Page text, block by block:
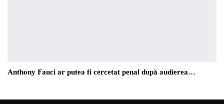
Anthony Fauci ar putea fi cercetat penal după audierea…